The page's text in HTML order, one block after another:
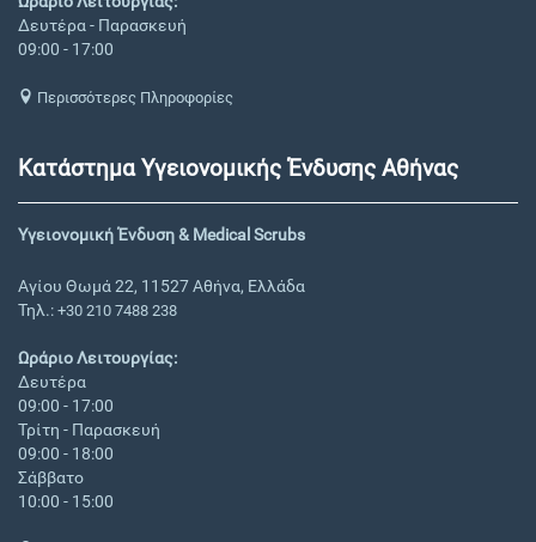
Δευτέρα - Παρασκευή
09:00 - 17:00
Περισσότερες Πληροφορίες
Κατάστημα Υγειονομικής Ένδυσης Αθήνας
Υγειονομική Ένδυση & Medical Scrubs
Αγίου Θωμά 22, 11527 Αθήνα, Ελλάδα
Τηλ.: +30 210 7488 238
Ωράριο Λειτουργίας:
Δευτέρα
09:00 - 17:00
Τρίτη - Παρασκευή
09:00 - 18:00
Σάββατο
10:00 - 15:00